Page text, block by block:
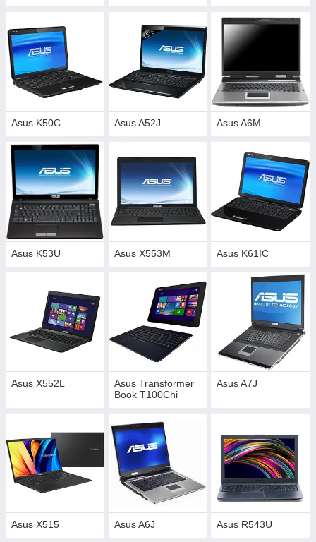
Asus K50C Asus A52J Asus A6M
Asus K53U Asus X553M Asus K61IC
Asus X552L
Asus Transformer
Book T100Chi
Asus A7J
Asus X515 Asus A6J Asus R543U